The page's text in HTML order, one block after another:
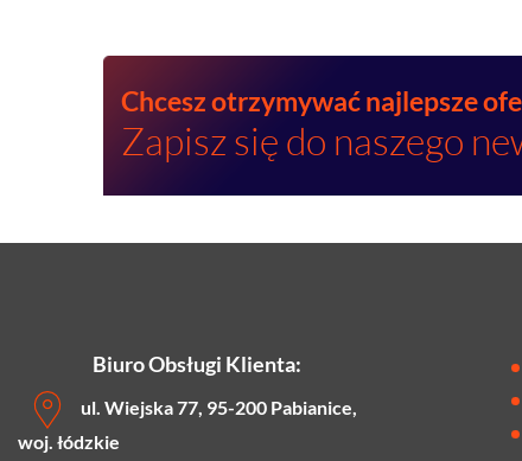
Chcesz otrzymywać najlepsze
Zapisz się do naszego
Biuro Obsługi Klienta:
ul. Wiejska 77, 95-200 Pabianice,
woj. łódzkie